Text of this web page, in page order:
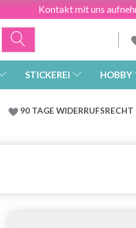
Kontakt mit uns
STICKEREI HOBBY
90 TAGE WIDERRUFSRECHT